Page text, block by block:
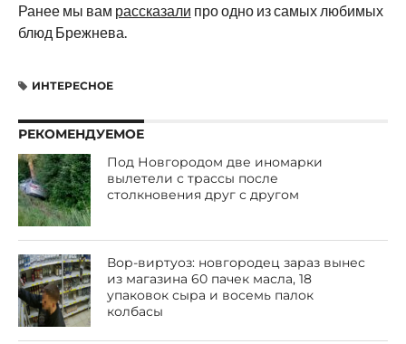
Ранее мы вам рассказали про одно из самых любимых
блюд Брежнева.
ИНТЕРЕСНОЕ
РЕКОМЕНДУЕМОЕ
Под Новгородом две иномарки
вылетели с трассы после
столкновения друг с другом
Вор-виртуоз: новгородец зараз вынес
из магазина 60 пачек масла, 18
упаковок сыра и восемь палок
колбасы